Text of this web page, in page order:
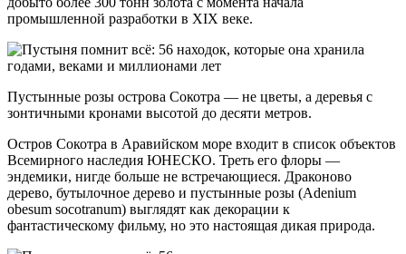
промышленной разработки в XIX веке.
Пустынные розы острова Сокотра — не цветы, а деревья с
зонтичными кронами высотой до десяти метров.
Остров Сокотра в Аравийском море входит в список объектов
Всемирного наследия ЮНЕСКО. Треть его флоры —
эндемики, нигде больше не встречающиеся. Драконово
дерево, бутылочное дерево и пустынные розы (Adenium
obesum socotranum) выглядят как декорации к
фантастическому фильму, но это настоящая дикая природа.